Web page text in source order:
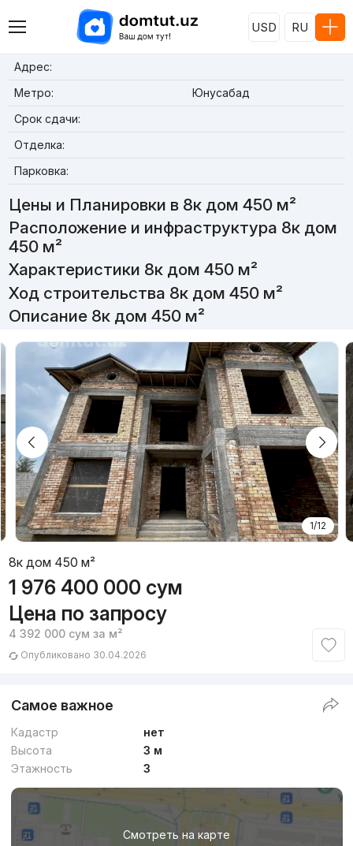
USD RU
Адрес:
Метро:
Юнусабад
Срок сдачи:
Отделка:
Парковка:
Цены и Планировки в 8к дом 450 м²
Расположение и инфраструктура 8к дом
450 м²
Характеристики 8к дом 450 м²
Ход строительства 8к дом 450 м²
Описание 8к дом 450 м²
1/12
8к дом 450 м²
1 976 400 000 сум
Цена по запросу
4 392 000 сум за м²
Опубликовано 30.04.2026
Самое важное
Кадастр
нет
Высота
3 м
Этажность
3
Смотреть на карте